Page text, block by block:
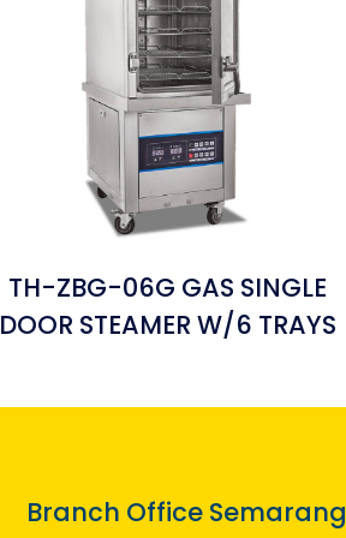
TH-ZBG-06G GAS SINGLE
DOOR STEAMER W/6 TRAYS
Branch Office Semarang